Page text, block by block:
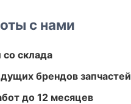
с нами
со склада
брендов запчастей
до 12 месяцев